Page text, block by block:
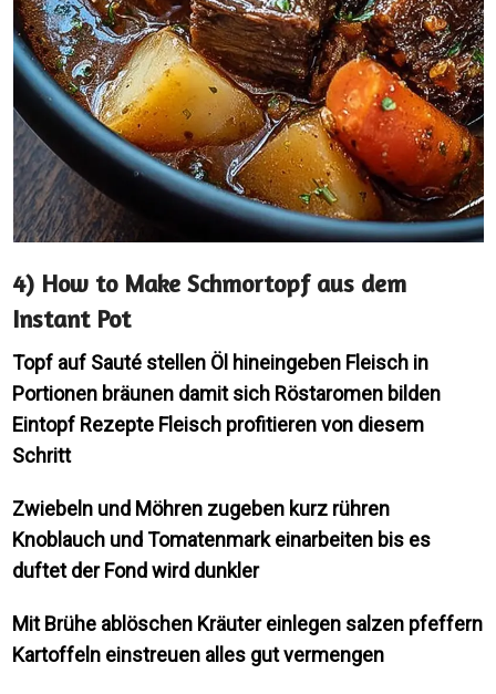
4) How to Make Schmortopf aus dem
Instant Pot
Topf auf Sauté stellen Öl hineingeben Fleisch in
Portionen bräunen damit sich Röstaromen bilden
Eintopf Rezepte Fleisch profitieren von diesem
Schritt
Zwiebeln und Möhren zugeben kurz rühren
Knoblauch und Tomatenmark einarbeiten bis es
duftet der Fond wird dunkler
Mit Brühe ablöschen Kräuter einlegen salzen pfeffern
Kartoffeln einstreuen alles gut vermengen